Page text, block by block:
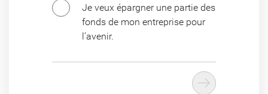
Je veux épargner une partie des
fonds de mon entreprise pour
l’avenir.